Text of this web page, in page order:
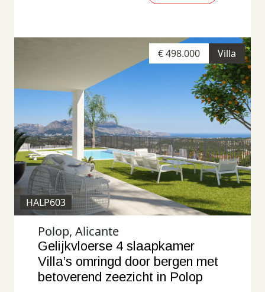
Villa
€ 498.000
HALP603
Polop, Alicante
Gelijkvloerse 4 slaapkamer
Villa’s omringd door bergen met
betoverend zeezicht in Polop